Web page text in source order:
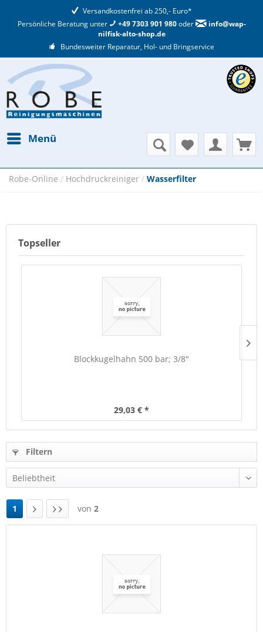
Versandkostenfrei ab 250,- Euro*
Persönliche Beratung unter
+49 7303 901 980oder
info@wap-
nilfisk-alto-shop.de
Bundesweiter Reparatur, Hol- und Bringservice
Menü
Robe-Online / Hochdruckreiniger / Wasserfilter
Topseller
Blockkugelhahn 500 bar; 3/8"
29,03 € *
Filtern
1 von 2